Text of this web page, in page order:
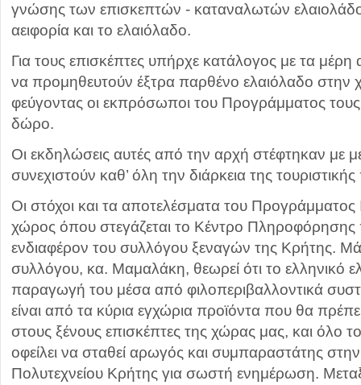
γνώσης των επισκεπτών - καταναλωτών
αειφορία και το ελαιόλαδο.
Για τους επισκέπτες υπήρχε κατάλογος με τα
να προμηθευτούν έξτρα παρθένο ελαιόλαδο στην
φεύγοντας οι εκπρόσωποι του Προγράμματος τους
δώρο.
Οι εκδηλώσεις αυτές από την αρχή στέφτηκαν με
συνεχιστούν καθ’ όλη την διάρκεια της
Οι στόχοι και τα αποτελέσματα του
χώρος όπου στεγάζεται το Κέντρο
ενδιαφέρον του συλλόγου ξεναγών της Κρήτης.
συλλόγου, κα. Μαμαλάκη, θεωρεί ότι το ελληνικό
παραγωγή του μέσα από φιλοπεριβαλλοντικά
είναι από τα κύρια εγχώρια προϊόντα που θα
στους ξένους επισκέπτες της χώρας μας, και όλο
οφείλει να σταθεί αρωγός και συμπαραστάτης
Πολυτεχνείου Κρήτης για σωστή ενημέρωση.